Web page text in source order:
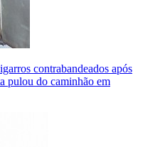
contrabandeados após
pulou do caminhão em